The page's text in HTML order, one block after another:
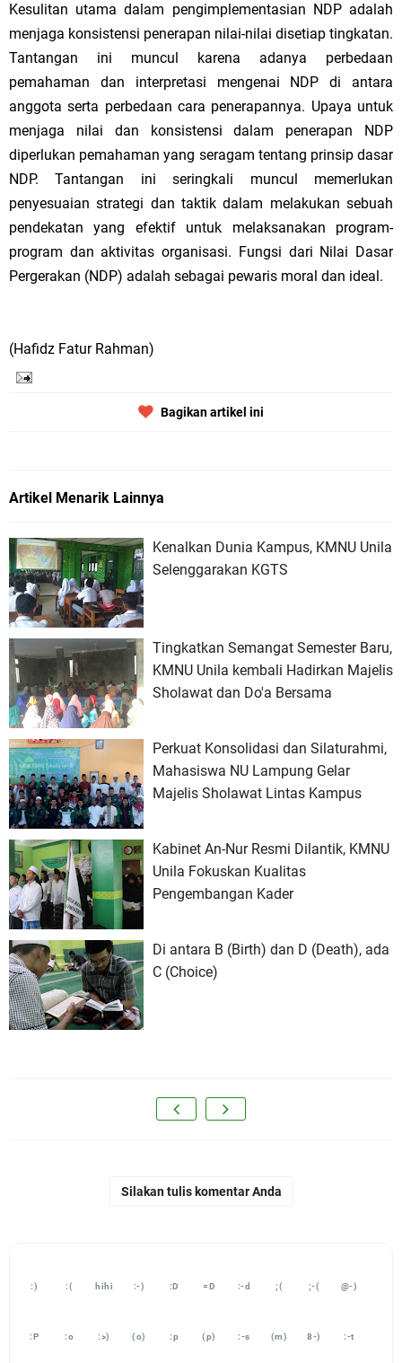
Kesulitan utama dalam pengimplementasian NDP adalah
menjaga konsistensi penerapan nilai-nilai disetiap tingkatan.
Tantangan ini muncul karena adanya perbedaan
pemahaman dan interpretasi mengenai NDP di antara
anggota serta perbedaan cara penerapannya. Upaya untuk
menjaga nilai dan konsistensi dalam penerapan NDP
diperlukan pemahaman yang seragam tentang prinsip dasar
NDP. Tantangan ini seringkali muncul memerlukan
penyesuaian strategi dan taktik dalam melakukan sebuah
pendekatan yang efektif untuk melaksanakan program-
program dan aktivitas organisasi. Fungsi dari Nilai Dasar
Pergerakan (NDP) adalah sebagai pewaris moral dan ideal.
(Hafidz Fatur Rahman)
Bagikan artikel ini
Artikel Menarik Lainnya
Kenalkan Dunia Kampus, KMNU Unila
Selenggarakan KGTS
Tingkatkan Semangat Semester Baru,
KMNU Unila kembali Hadirkan Majelis
Sholawat dan Do'a Bersama
Perkuat Konsolidasi dan Silaturahmi,
Mahasiswa NU Lampung Gelar
Majelis Sholawat Lintas Kampus
Kabinet An-Nur Resmi Dilantik, KMNU
Unila Fokuskan Kualitas
Pengembangan Kader
Di antara B (Birth) dan D (Death), ada
C (Choice)
Silakan tulis komentar Anda
:) :( hihi :-) :D =D :-d ;( ;-( @-)
:P :o :>) (o) :p (p) :-s (m) 8-) :-t